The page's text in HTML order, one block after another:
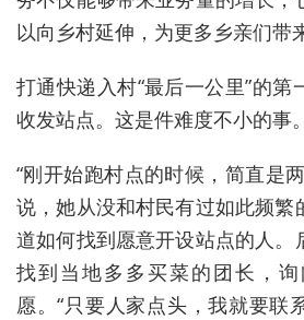
以向乡村延伸，为更多乡亲们带
打通快递入村“最后一公里”的第
收发站点。这是件难度不小的事。
“刚开始跑村点的时候，简直是
说，她从没和村民有过如此频繁
道如何找到愿意开设站点的人。
找到当地多多买菜的团长，
愿。“只要人家点头，我就要联